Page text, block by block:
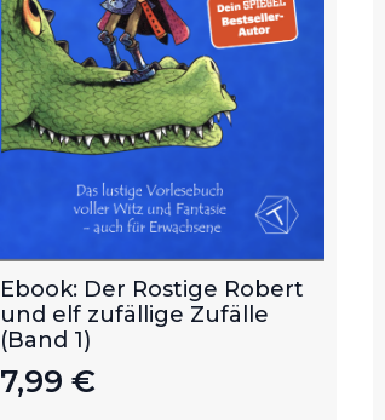
Ebook: Der Rostige Robert
und elf zufällige Zufälle
(Band 1)
7,99 €